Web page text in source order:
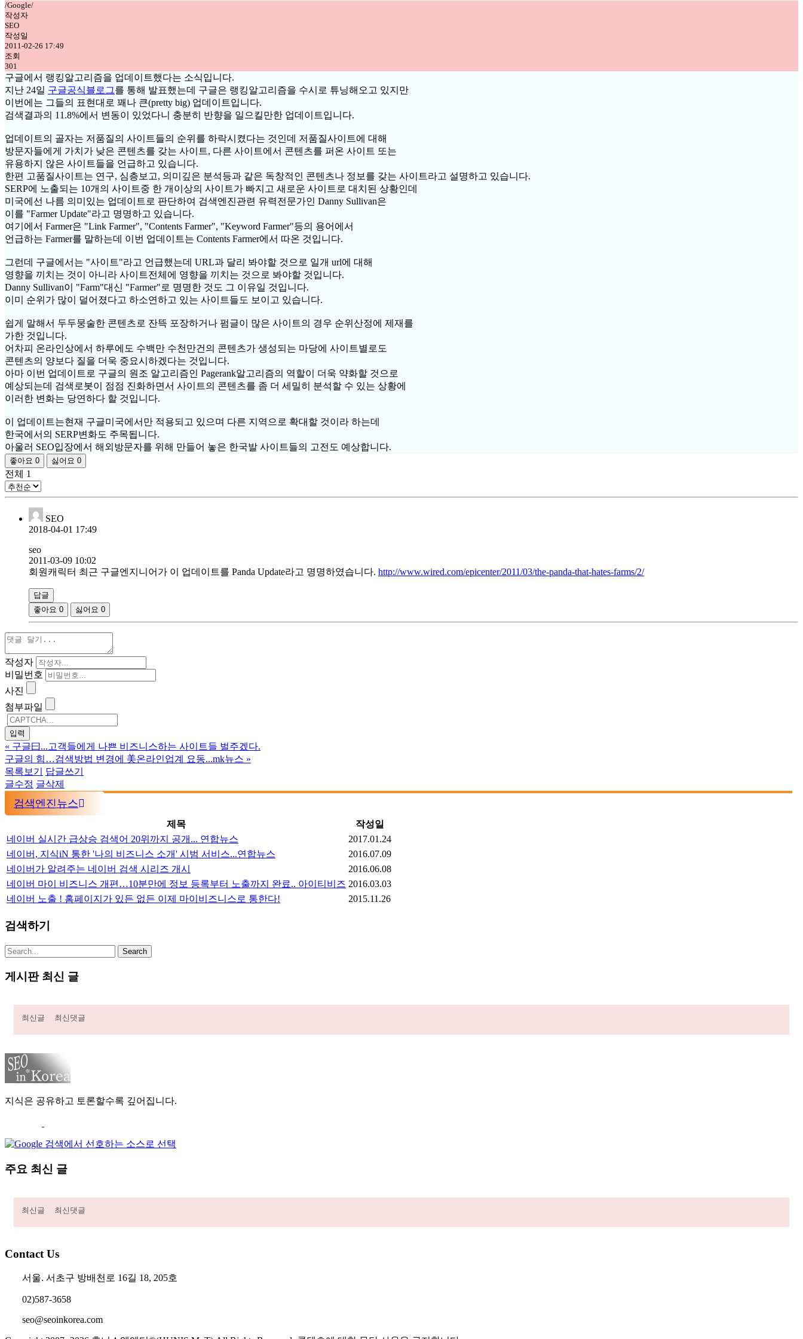
/Google/
작성자
SEO
작성일
2011-02-26 17:49
조회
301
구글에서 랭킹알고리즘을 업데이트했다는 소식입니다.
지난 24일 구글공식블로그를 통해 발표했는데 구글은 랭킹알고리즘을 수시로 튜닝해오고 있지만
이번에는 그들의 표현대로 꽤나 큰(pretty big) 업데이트입니다.
검색결과의 11.8%에서 변동이 있었다니 충분히 반향을 일으킬만한 업데이트입니다.
업데이트의 골자는 저품질의 사이트들의 순위를 하락시켰다는 것인데 저품질사이트에 대해
방문자들에게 가치가 낮은 콘텐츠를 갖는 사이트, 다른 사이트에서 콘텐츠를 퍼온 사이트 또는
유용하지 않은 사이트들을 언급하고 있습니다.
한편 고품질사이트는 연구, 심층보고, 의미깊은 분석등과 같은 독창적인 콘텐츠나 정보를 갖는 사이트라고 설명하고 있습니다.
SERP에 노출되는 10개의 사이트중 한 개이상의 사이트가 빠지고 새로운 사이트로 대치된 상황인데
미국에선 나름 의미있는 업데이트로 판단하여 검색엔진관련 유력전문가인 Danny Sullivan은
이를 "Farmer Update"라고 명명하고 있습니다.
여기에서 Farmer은 "Link Farmer", "Contents Farmer", "Keyword Farmer"등의 용어에서
언급하는 Farmer를 말하는데 이번 업데이트는 Contents Farmer에서 따온 것입니다.
그런데 구글에서는 "사이트"라고 언급했는데 URL과 달리 봐야할 것으로 일개 url에 대해
영향을 끼치는 것이 아니라 사이트전체에 영향을 끼치는 것으로 봐야할 것입니다.
Danny Sullivan이 "Farm"대신 "Farmer"로 명명한 것도 그 이유일 것입니다.
이미 순위가 많이 덜어졌다고 하소연하고 있는 사이트들도 보이고 있습니다.
쉽게 말해서 두두뭉술한 콘텐츠로 잔뜩 포장하거나 펌글이 많은 사이트의 경우 순위산정에 제재를
가한 것입니다.
어차피 온라인상에서 하루에도 수백만 수천만건의 콘텐츠가 생성되는 마당에 사이트별로도
콘텐츠의 양보다 질을 더욱 중요시하겠다는 것입니다.
아마 이번 업데이트로 구글의 원조 알고리즘인 Pagerank알고리즘의 역할이 더욱 약화할 것으로
예상되는데 검색로봇이 점점 진화하면서 사이트의 콘텐츠를 좀 더 세밀히 분석할 수 있는 상황에
이러한 변화는 당연하다 할 것입니다.
이 업데이트는현재 구글미국에서만 적용되고 있으며 다른 지역으로 확대할 것이라 하는데
한국에서의 SERP변화도 주목됩니다.
아울러 SEO입장에서 해외방문자를 위해 만들어 놓은 한국발 사이트들의 고전도 예상합니다.
좋아요 0 싫어요 0
전체 1
SEO
2018-04-01 17:49
seo
2011-03-09 10:02
회원캐릭터 최근 구글엔지니어가 이 업데이트를 Panda Update라고 명명하였습니다. http://www.wired.com/epicenter/2011/03/the-panda-that-hates-farms/2/
답글
좋아요 0 싫어요 0
작성자
비밀번호
사진
첨부파일
« 구글曰...고객들에게 나쁜 비즈니스하는 사이트들 벌주겠다.
구글의 힘…검색방법 변경에 美온라인업계 요동...mk뉴스 »
목록보기
답글쓰기
글수정 글삭제
검색엔진뉴스
제목
작성일
네이버 실시간 급상승 검색어 20위까지 공개... 연합뉴스
2017.01.24
네이버, 지식iN 통한 '나의 비즈니스 소개' 시범 서비스...연합뉴스
2016.07.09
네이버가 알려주는 네이버 검색 시리즈 개시
2016.06.08
네이버 마이 비즈니스 개편…10분만에 정보 등록부터 노출까지 완료.. 아이티비즈 2016.03.03
네이버 노출 ! 홈페이지가 있든 없든 이제 마이비즈니스로 통한다!
2015.11.26
검색하기
게시판 최신 글
최신글 최신댓글
지식은 공유하고 토론할수록 깊어집니다.
주요 최신 글
최신글 최신댓글
Contact Us
서울. 서초구 방배천로 16길 18, 205호
02)587-3658
seo@seoinkorea.com